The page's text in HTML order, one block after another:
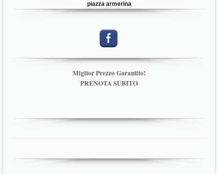
piazza armerina
Miglior Prezzo Garantito!
PRENOTA SUBITO